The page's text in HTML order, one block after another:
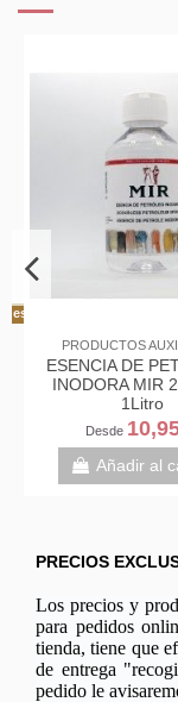
PRODUCTOS
ESENCIA DE
INODORA MIR
1Litro
Desde
Añadir al
PRECIOS
Los precios y
para pedidos
tienda, tiene que
de entrega
pedido le